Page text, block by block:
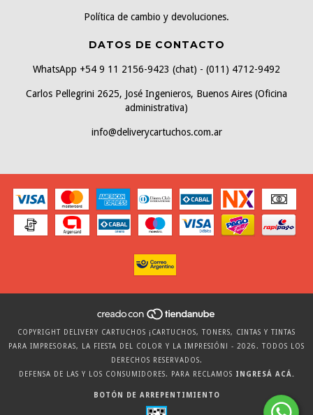
Política de cambio y devoluciones.
DATOS DE CONTACTO
WhatsApp +54 9 11 2156-9423 (chat) - (011) 4712-9492
Carlos Pellegrini 2625, José Ingenieros, Buenos Aires (Oficina
administrativa)
info@deliverycartuchos.com.ar
COPYRIGHT DELIVERY CARTUCHOS ¡CARTUCHOS, TONERS, CINTAS Y TINTAS
PARA IMPRESORAS, LA FIESTA DEL COLOR Y LA IMPRESIÓN! - 2026. TODOS LOS
DERECHOS RESERVADOS.
DEFENSA DE LAS Y LOS CONSUMIDORES. PARA RECLAMOS INGRESÁ ACÁ.
BOTÓN DE ARREPENTIMIENTO